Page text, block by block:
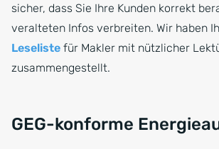
sicher, dass Sie Ihre Kunden korrekt
veralteten Infos verbreiten. Wir haben
Leseliste für Makler mit nützlicher
zusammengestellt.
GEG-konforme